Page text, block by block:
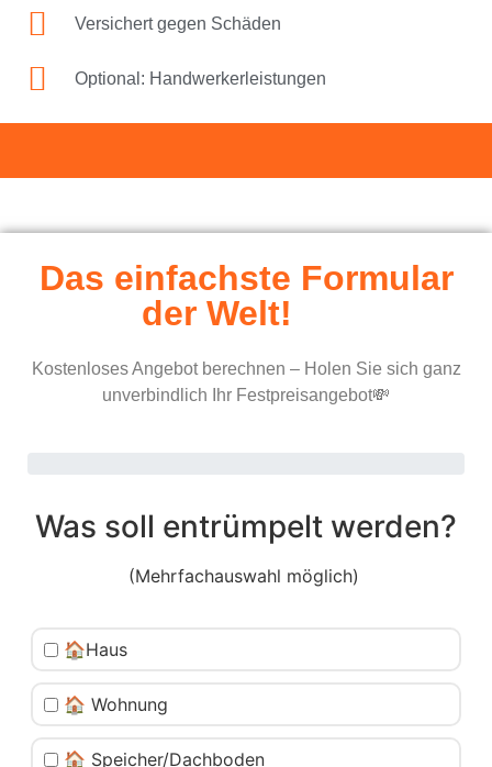
Versichert gegen Schäden
Optional: Handwerkerleistungen
Das einfachste Formular
der Welt!
Kostenloses Angebot berechnen – Holen Sie sich ganz
unverbindlich Ihr Festpreisangebot💸
Was soll entrümpelt werden?
(Mehrfachauswahl möglich)
🏠Haus
🏠 Wohnung
🏠 Speicher/Dachboden